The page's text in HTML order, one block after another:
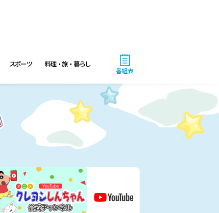
スポーツ 料理・旅・暮らし
番組表
午後 4:48
スーパーJチャンネル 井澤健
太朗と森山みなみが<ニュース
のハテナ>を深掘り
よる 6:50
旅 【“東京&横浜"2大都市の地
下街グルメを巡る!】